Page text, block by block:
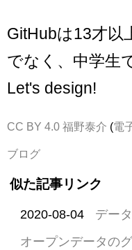
GitHubは13才以
でなく、中学生
Let's design!
CC BY 4.0 福野泰介 (電
ブログ
似た記事リンク
2020-08-04
デー
オープンデータの